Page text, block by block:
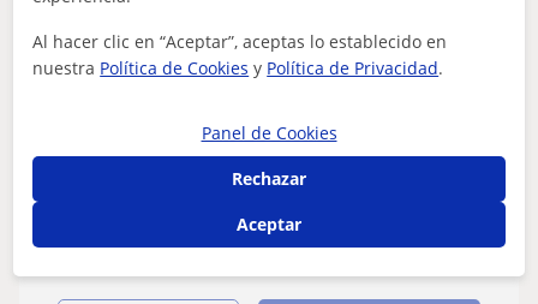
Inglés
Geltrú / Barcelona to Tarragona)
Expert English & Performance Coaching from a Qualified
TESOL & CELTA Qualified.Cambridge...
Al hacer clic en “Aceptar”, aceptas lo establecido en
nuestra Política de Cookies y Política de Privacidad.
Panel de Cookies
Rechazar
Aceptar